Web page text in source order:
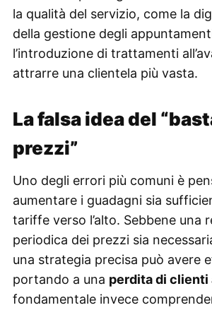
la qualità del servizio, come la
della gestione degli
l’introduzione di trattamenti
attrarre una clientela più vasta.
La falsa idea del
prezzi”
Uno degli errori più comuni è
aumentare i guadagni sia
tariffe verso l’alto. Sebbene una
periodica dei prezzi sia
una strategia precisa può avere
portando a una perdita di clienti
fondamentale invece